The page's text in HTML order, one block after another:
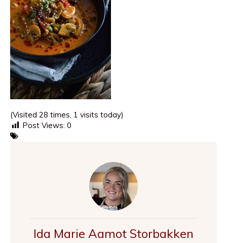
(Visited 28 times, 1 visits today)
Post Views: 0
Ida Marie Aamot Storbakken